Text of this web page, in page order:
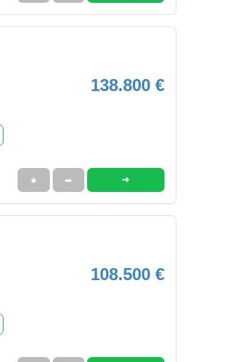
138.800 €
★ ➦ ➜
108.500 €